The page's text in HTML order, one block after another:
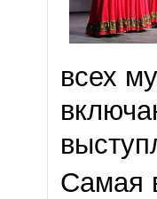
всех
Самая